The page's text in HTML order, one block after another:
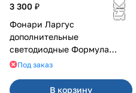
3 300 ₽
Фонари Ларгус
дополнительные
светодиодные Формула
Света
Под заказ
В корзину